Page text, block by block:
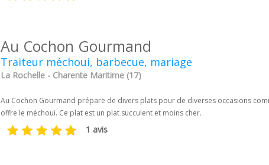
Au Cochon Gourmand
Traiteur méchoui, barbecue, mariage
La Rochelle - Charente Maritime (17)
Au Cochon Gourmand prépare de divers plats pour de diverses occasions
offre le méchoui. Ce plat est un plat succulent et moins cher.
1 avis